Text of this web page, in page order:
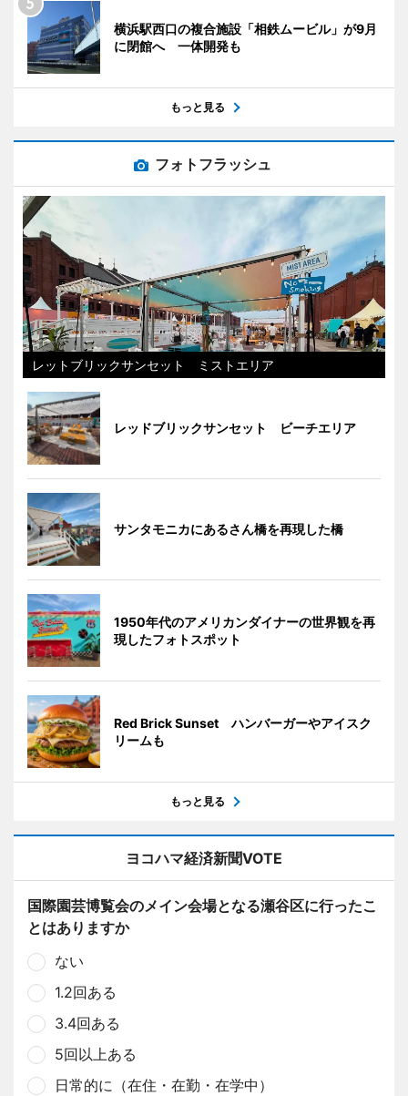
横浜駅西口の複合施設「相鉄ムービル」が9月
に閉館へ 一体開発も
もっと見る
フォトフラッシュ
レットブリックサンセット ミストエリア
レッドブリックサンセット ビーチエリア
サンタモニカにあるさん橋を再現した橋
1950年代のアメリカンダイナーの世界観を再
現したフォトスポット
Red Brick Sunset ハンバーガーやアイスク
リームも
もっと見る
ヨコハマ経済新聞VOTE
国際園芸博覧会のメイン会場となる瀬谷区に行ったこ
とはありますか
ない
1.2回ある
3.4回ある
5回以上ある
日常的に（在住・在勤・在学中）